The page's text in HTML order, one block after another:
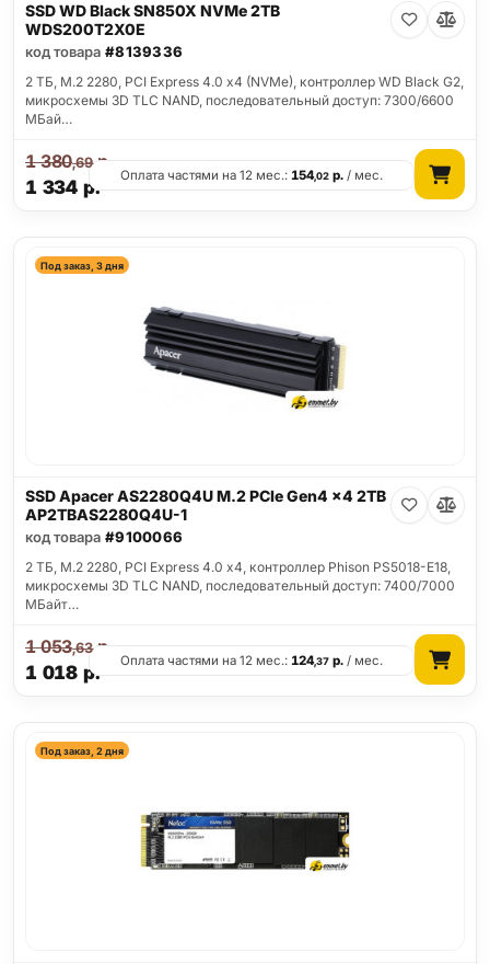
SSD WD Black SN850X NVMe 2TB
WDS200T2X0E
код товара #8139336
2 ТБ, M.2 2280, PCI Express 4.0 x4 (NVMe), контроллер WD Black G2,
микросхемы 3D TLC NAND, последовательный доступ: 7300/6600
МБай…
1 334 р.
1 380,69р.
Оплата частями на 12 мес.:154,02 р. / мес.
Под заказ, 3 дня
SSD Apacer AS2280Q4U M.2 PCIe Gen4 x4 2TB
AP2TBAS2280Q4U-1
код товара #9100066
2 ТБ, M.2 2280, PCI Express 4.0 x4, контроллер Phison PS5018-E18,
микросхемы 3D TLC NAND, последовательный доступ: 7400/7000
МБайт…
1 018 р.
1 053,63р.
Оплата частями на 12 мес.:124,37 р. / мес.
Под заказ, 2 дня